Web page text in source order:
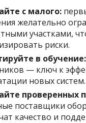
с малого:
желательно
участками,
риски.
в обучение:
— ключ к
новых систем.
проверенных
поставщики
качество и